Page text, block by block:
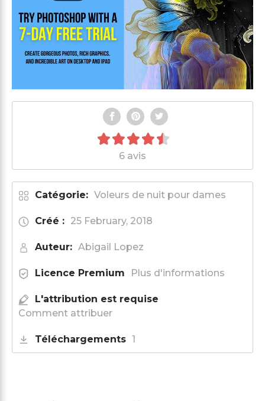
6 avis
Catégorie: Voleurs de nuit pour dames
Créé : 25 February, 2018
Auteur: Abigail Lopez
Licence Premium Plus d'informations
L'attribution est requise
Comment attribuer
Téléchargements 1